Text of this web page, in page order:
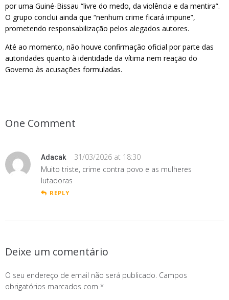
por uma Guiné-Bissau “livre do medo, da violência e da mentira”.
O grupo conclui ainda que “nenhum crime ficará impune”,
prometendo responsabilização pelos alegados autores.
Até ao momento, não houve confirmação oficial por parte das
autoridades quanto à identidade da vítima nem reação do
Governo às acusações formuladas.
One Comment
Adacak
31/03/2026 at 18:30
Muito triste, crime contra povo e as mulheres
lutadoras
REPLY
Deixe um comentário
O seu endereço de email não será publicado. Campos
obrigatórios marcados com *